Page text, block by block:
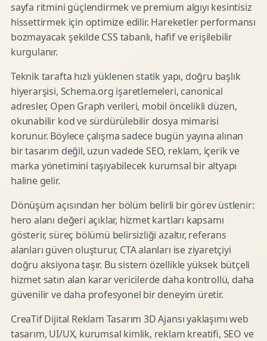
sayfa ritmini güçlendirmek ve premium algıyı kesintisiz
hissettirmek için optimize edilir. Hareketler performansı
bozmayacak şekilde CSS tabanlı, hafif ve erişilebilir
kurgulanır.
Teknik tarafta hızlı yüklenen statik yapı, doğru başlık
hiyerarşisi, Schema.org işaretlemeleri, canonical
adresler, Open Graph verileri, mobil öncelikli düzen,
okunabilir kod ve sürdürülebilir dosya mimarisi
korunur. Böylece çalışma sadece bugün yayına alınan
bir tasarım değil, uzun vadede SEO, reklam, içerik ve
marka yönetimini taşıyabilecek kurumsal bir altyapı
haline gelir.
Dönüşüm açısından her bölüm belirli bir görev üstlenir:
hero alanı değeri açıklar, hizmet kartları kapsamı
gösterir, süreç bölümü belirsizliği azaltır, referans
alanları güven oluşturur, CTA alanları ise ziyaretçiyi
doğru aksiyona taşır. Bu sistem özellikle yüksek bütçeli
hizmet satın alan karar vericilerde daha kontrollü, daha
güvenilir ve daha profesyonel bir deneyim üretir.
CreaTif Dijital Reklam Tasarım 3D Ajansı yaklaşımı web
tasarım, UI/UX, kurumsal kimlik, reklam kreatifi, SEO ve